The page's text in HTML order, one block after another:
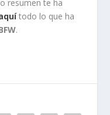
resumen te ha
todo lo que ha
.